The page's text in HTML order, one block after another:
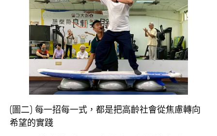
(圖二) 每一招每一式，都是把高齡社會從焦慮轉向
希望的實踐